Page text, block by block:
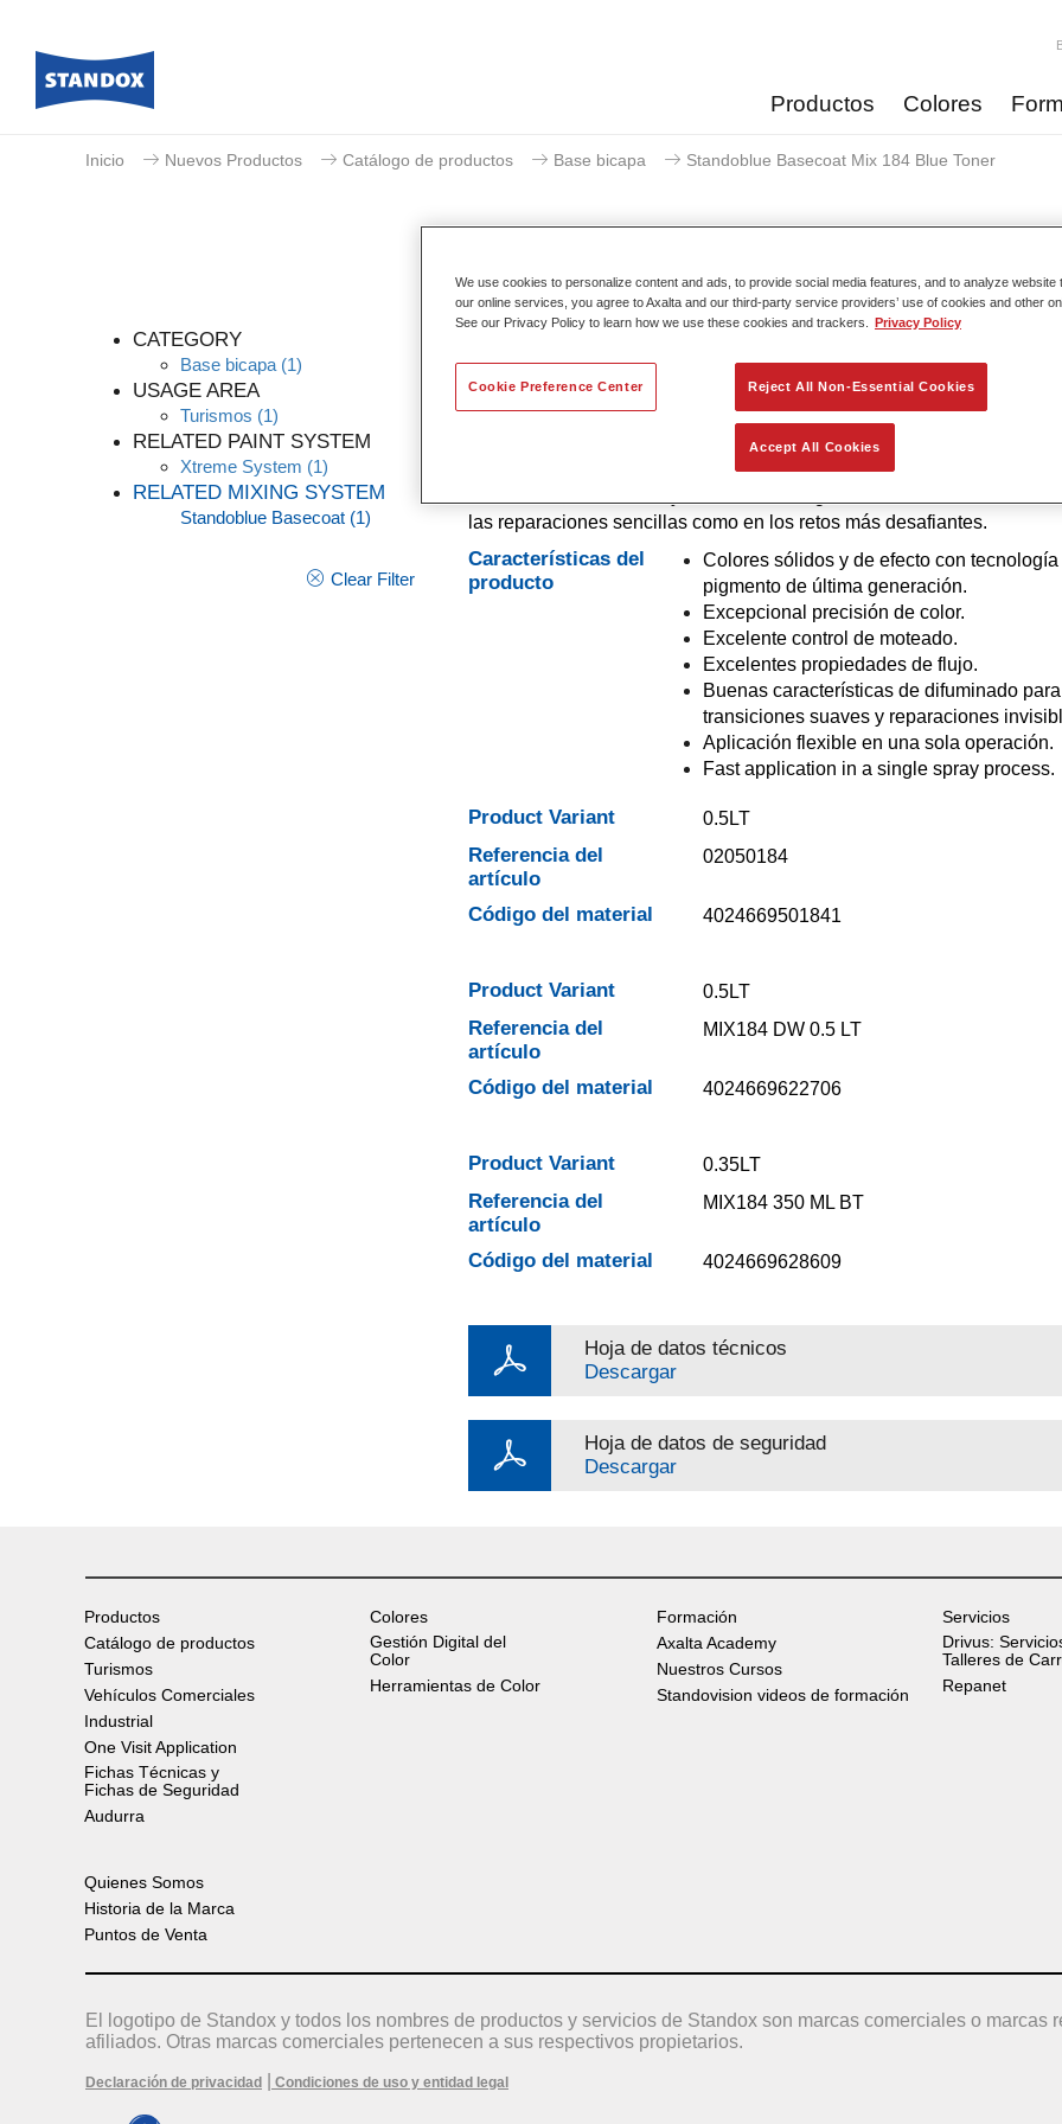
Productos Colores
Inicio Nuevos Productos Catálogo de productos Base bicapa Standoblue Basecoat Mix 184 Blue Toner
CATEGORY
Base bicapa (1)
USAGE AREA
Turismos (1)
RELATED PAINT SYSTEM
Xtreme System (1)
RELATED MIXING SYSTEM
Standoblue Basecoat (1)
Clear Filter
Standoblue Basecoat
Gracias a su continuo desarrollo, la serie Standoblue ofrece los niveles
altos de precisión de color. Esto se debe a que la competencia en el
conocimiento tecnológico y los más altos estándares de calidad están
las reparaciones sencillas como en los retos más desafiantes.
Características del
producto
Colores sólidos y de efecto con tecnología
pigmento de última generación.
Excepcional precisión de color.
Excelente control de moteado.
Excelentes propiedades de flujo.
Buenas características de difuminado para
transiciones suaves y reparaciones
Aplicación flexible en una sola operación.
Fast application in a single spray process.
Product Variant 0.5LT
Referencia del
artículo
02050184
Código del material 4024669501841
Product Variant 0.5LT
Referencia del
artículo
MIX184 DW 0.5 LT
Código del material 4024669622706
Product Variant 0.35LT
Referencia del
artículo
MIX184 350 ML BT
Código del material 4024669628609
Hoja de datos técnicos
Descargar
Hoja de datos de seguridad
Descargar
Productos
Catálogo de productos
Turismos
Vehículos Comerciales
Industrial
One Visit Application
Fichas Técnicas y
Fichas de Seguridad
Audurra
Colores
Gestión Digital del
Color
Herramientas de Color
Formación
Axalta Academy
Nuestros Cursos
Standovision videos de formación
Servicios
Drivus:
Talleres de
Repanet
Quienes Somos
Historia de la Marca
Puntos de Venta
El logotipo de Standox y todos los nombres de productos y servicios de Standox son marcas comerciales o marcas
afiliados. Otras marcas comerciales pertenecen a sus respectivos propietarios.
Declaración de privacidad Condiciones de uso y entidad legal
We use cookies to personalize content and ads, to provide social media features, and to analyze website
our online services, you agree to Axalta and our third-party service providers’ use of cookies and other
See our Privacy Policy to learn how we use these cookies and trackers.
Privacy Policy
Reject All Non-Essential Cookies
Accept All Cookies
Cookie Preference Center